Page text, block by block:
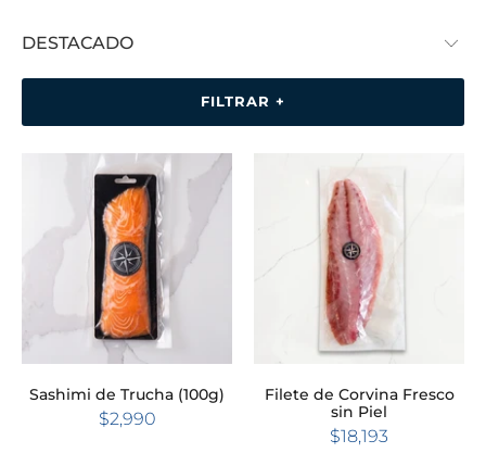
FILTRAR +
Sashimi de Trucha (100g)
$2,990
Filete de Corvina Fresco
sin Piel
$18,193